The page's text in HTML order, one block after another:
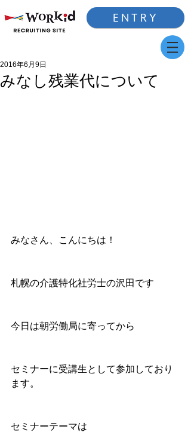
ENTRY
みなし残業代について
2016年6月9日
みなさん、こんにちは！
札幌の介護特化社労士の沢田です
今日は朝労働局に寄ってから
セミナーに受講生として参加しており
ます。
セミナーテーマは